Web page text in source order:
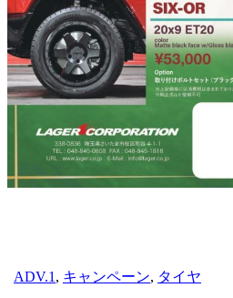
ADV.1 , キャンペーン, タイヤ